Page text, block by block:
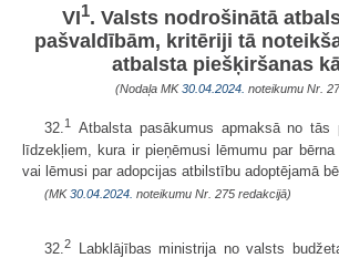
VI1. Valsts nodrošinātā
pašvaldībām, kritēriji tā
atbalsta piešķiršanas
(Nodaļa MK30.04.2024. noteikumu Nr.
32.1
Atbalsta pasākumus apmaksā no tās
līdzekļiem, kura ir pieņēmusi lēmumu par bērna
vai lēmusi par adopcijas atbilstību adoptējamā
(MK30.04.2024. noteikumu Nr. 275 redakcijā)
32. 2
Labklājības ministrija no valsts